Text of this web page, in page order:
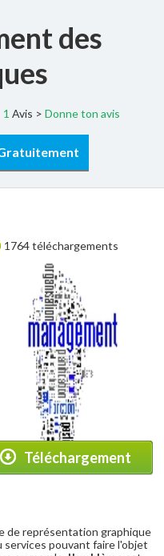
des
1 Avis > Donne ton avis
Téléchargement
1764 téléchargements
de représentation graphique
pouvant faire l'objet